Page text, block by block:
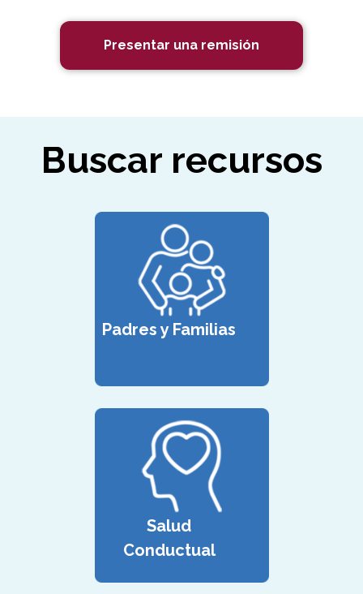
Presentar una remisión
Buscar recursos
Padres y Familias
Salud
Conductual